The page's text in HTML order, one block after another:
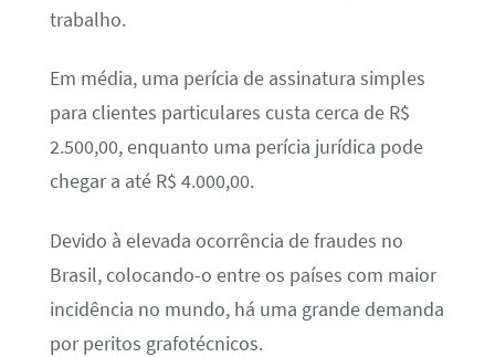
trabalho.
Em média, uma perícia de assinatura simples
para clientes particulares custa cerca de R$
2.500,00, enquanto uma perícia jurídica pode
chegar a até R$ 4.000,00.
Devido à elevada ocorrência de fraudes no
Brasil, colocando-o entre os países com maior
incidência no mundo, há uma grande demanda
por peritos grafotécnicos.